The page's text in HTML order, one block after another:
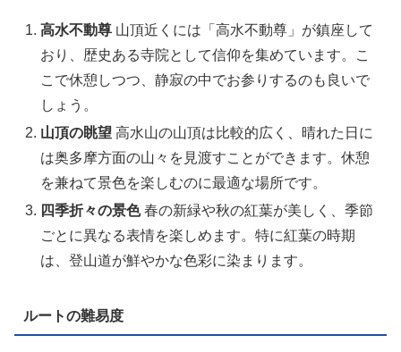
高水不動尊 山頂近くには「高水不動尊」が鎮座して
おり、歴史ある寺院として信仰を集めています。こ
こで休憩しつつ、静寂の中でお参りするのも良いで
しょう。
山頂の眺望 高水山の山頂は比較的広く、晴れた日に
は奥多摩方面の山々を見渡すことができます。休憩
を兼ねて景色を楽しむのに最適な場所です。
四季折々の景色春の新緑や秋の紅葉が美しく、季節
ごとに異なる表情を楽しめます。特に紅葉の時期
は、登山道が鮮やかな色彩に染まります。
ルートの難易度